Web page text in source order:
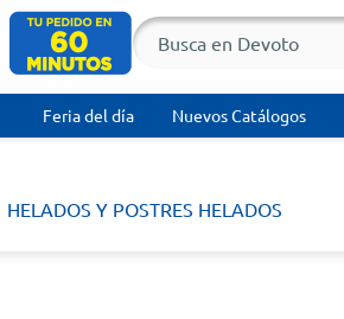
Feria del día Nuevos Catálogos
HELADOS Y POSTRES HELADOS